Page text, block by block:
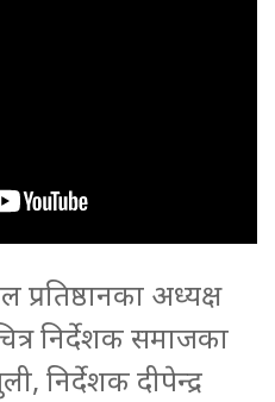
अध्यक्ष
निर्देशक समाजका
निर्देशक दीपेन्द्र